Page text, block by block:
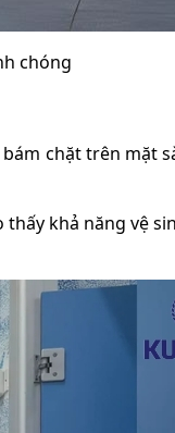
chóng
chặt trên mặt
khả năng vệ